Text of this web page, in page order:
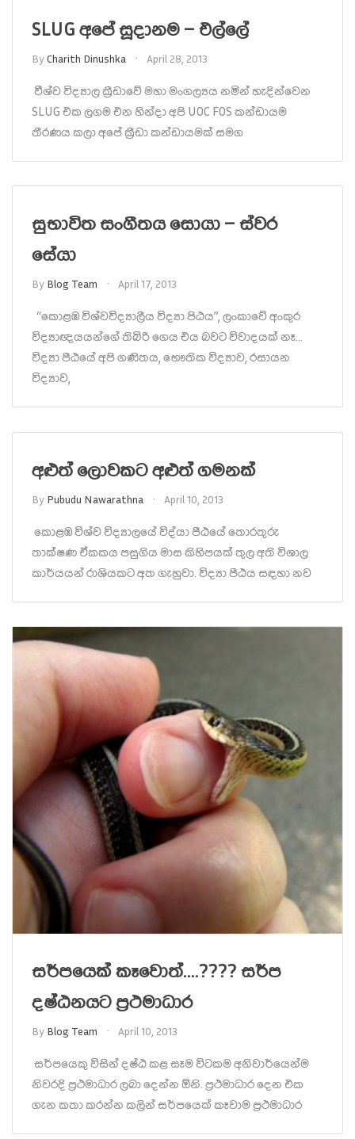
SLUG අපේ සූදානම – එල්ලේ
ByCharith Dinushka April 28, 2013
වීශ්ව විද්‍යාල ක්‍රීඩාවේ මහා මංගල්‍යය නමින් හැදින්වෙන
SLUG එක ලගම එන හින්දා අපි UOC FOS කන්ඩායම
තීරණය කලා අපේ ක්‍රීඩා කන්ඩායමක් සමග
සුභාවිත සංගීතය සොයා – ස්වර
සේයා
By Blog Team April 17, 2013
“කොළඹ විශ්වවිද්‍යාලීය විද්‍යා පිඨය”, ලංකාවේ අංකුර
විද්‍යාඥයයන්ගේ තිබිරි ගෙය එය බවට විවාදයක් නෑ…
විද්‍යා පීඨයේ අපි ගණිතය, භෞතික විද්‍යාව, රසායන
විද්‍යාව,
අළුත් ලොවකට අළුත් ගමනක්
By Pubudu Nawarathna April 10, 2013
කොළඹ විශ්ව විද්‍යාලයේ විද්යා පීඨයේ තොරතුරු
තාක්ෂණ ඒකකය පසුගිය මාස කිහිපයක් තුල අති විශාල
කාර්යයන් රාශියකට අත ගැහුවා. විද්‍යා පීඨය සඳහා නව
සර්පයෙක් කෑවොත්….???? සර්ප
දෂ්ඨනයට ප්‍රථමාධාර
By Blog Team April 10, 2013
සර්පයෙකු විසින් දෂ්ඨ කළ සෑම විටකම අනිවාර්යෙන්ම
නිවරදි ප්‍රථමාධාර ලබා දෙන්න ඕනි. ප්‍රථමාධාර දෙන එක
ගැන කතා කරන්න කලින් සර්පයෙක් කෑවාම ප්‍රථමාධාර